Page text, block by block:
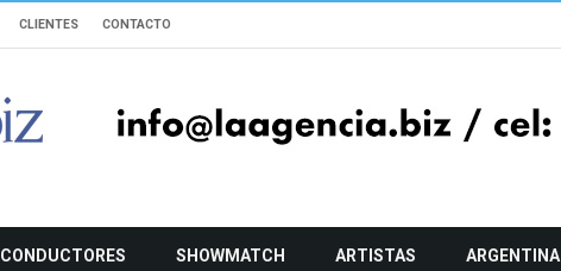
CLIENTES CONTACTO
CONDUCTORES SHOWMATCH ARTISTAS ARGENTINA